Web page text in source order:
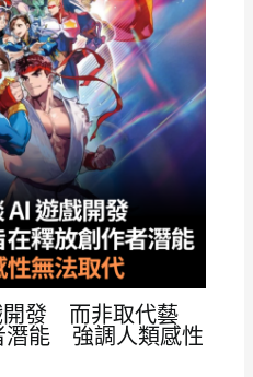
發 而非取代藝
能 強調人類感性